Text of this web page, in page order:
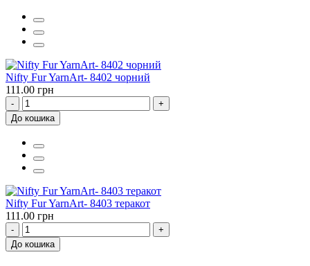
Nifty Fur YarnArt- 8402 чорний
111.00 грн
-
+
До кошика
Nifty Fur YarnArt- 8403 теракот
111.00 грн
-
+
До кошика